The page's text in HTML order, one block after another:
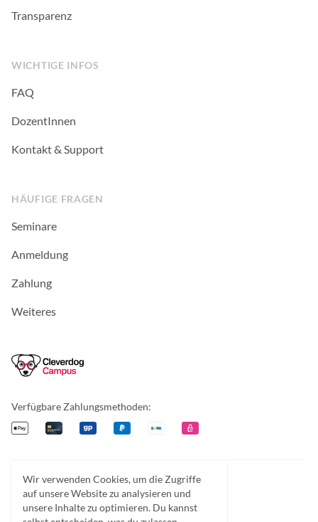
Wir verwenden Cookies, um die Zugriffe
auf unsere Website zu analysieren und
unsere Inhalte zu optimieren. Du kannst
Transparenz
WICHTIGE INFOS
FAQ
DozentInnen
Kontakt & Support
HÄUFIGE FRAGEN
Seminare
Anmeldung
Zahlung
Weiteres
Cleverdog Campus
Verfügbare Zahlungsmethoden:
Apple PayKreditkarteGiropayPayPal Überweisung
EPS
FacebookInstagramDiscord